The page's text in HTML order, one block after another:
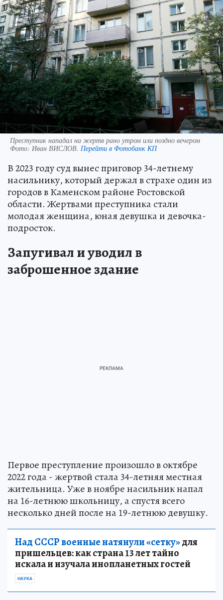
Преступник нападал на жертв рано утром или поздно вечером
Фото: Иван ВИСЛОВ. Перейти в Фотобанк КП
В 2023 году суд вынес приговор 34-летнему
насильнику, который держал в страхе один из
городов в Каменском районе Ростовской
области. Жертвами преступника стали
молодая женщина, юная девушка и девочка-
подросток.
Запугивал и уводил в
заброшенное здание
Первое преступление произошло в октябре
2022 года - жертвой стала 34-летняя местная
жительница. Уже в ноябре насильник напал
на 16-летнюю школьницу, а спустя всего
несколько дней после на 19-летнюю девушку.
Над СССР военные натянули «сетку»для
пришельцев: как страна 13 лет тайно
искала и изучала инопланетных гостей
НАУКА